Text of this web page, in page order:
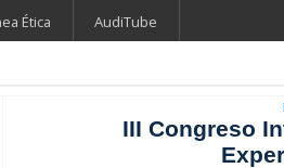
Ética AudiTube
III Congreso